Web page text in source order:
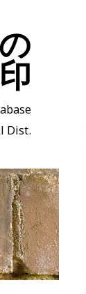
Dist.